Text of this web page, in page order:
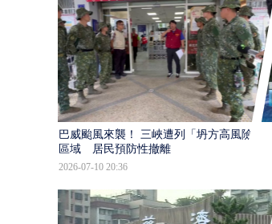
巴威颱風來襲！ 三峽遭列「坍方高風險」
區域 居民預防性撤離
2026-07-10 20:36